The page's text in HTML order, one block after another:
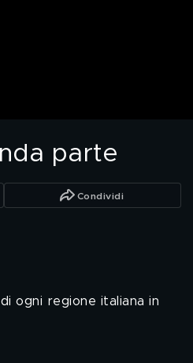
parte
Condividi
ogni regione italiana in